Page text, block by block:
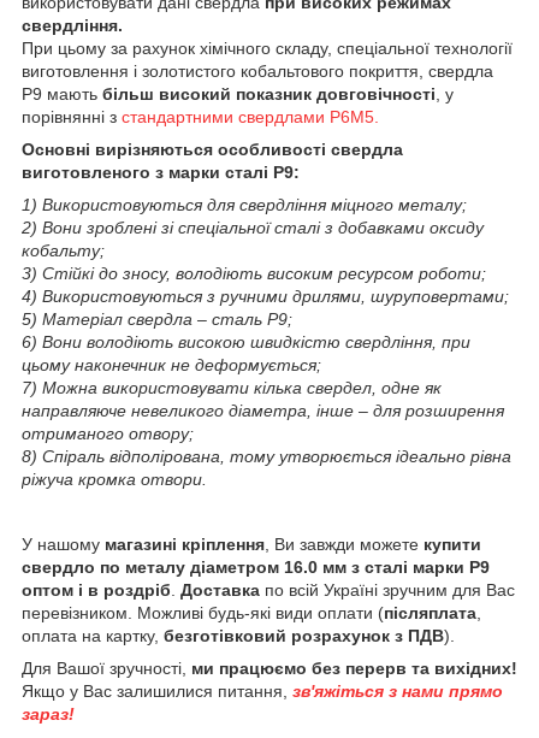
свердління.
При цьому за рахунок хімічного складу, спеціальної технології
виготовлення і золотистого кобальтового покриття, свердла
Р9 мають більш високий показник довговічності, у
порівнянні з стандартними свердлами Р6М5.
Основні вирізняються особливості свердла
виготовленого з марки сталі Р9:
1) Використовуються для свердління міцного металу;
2) Вони зроблені зі спеціальної сталі з добавками оксиду
кобальту;
3) Стійкі до зносу, володіють високим ресурсом роботи;
4) Використовуються з ручними дрилями, шуруповертами;
5) Матеріал свердла – сталь Р9;
6) Вони володіють високою швидкістю свердління, при
цьому наконечник не деформується;
7) Можна використовувати кілька свердел, одне як
направляюче невеликого діаметра, інше – для розширення
отриманого отвору;
8) Спіраль відполірована, тому утворюється ідеально рівна
ріжуча кромка отвори.
У нашому магазині кріплення, Ви завжди можете купити
свердло по металу діаметром 16.0 мм з сталі марки Р9
оптом і в роздріб. Доставка по всій Україні зручним для Вас
перевізником. Можливі будь-які види оплати (післяплата,
оплата на картку, безготівковий розрахунок з ПДВ).
Для Вашої зручності, ми працюємо без перерв та вихідних!
Якщо у Вас залишилися питання, зв'яжіться з нами прямо
зараз!